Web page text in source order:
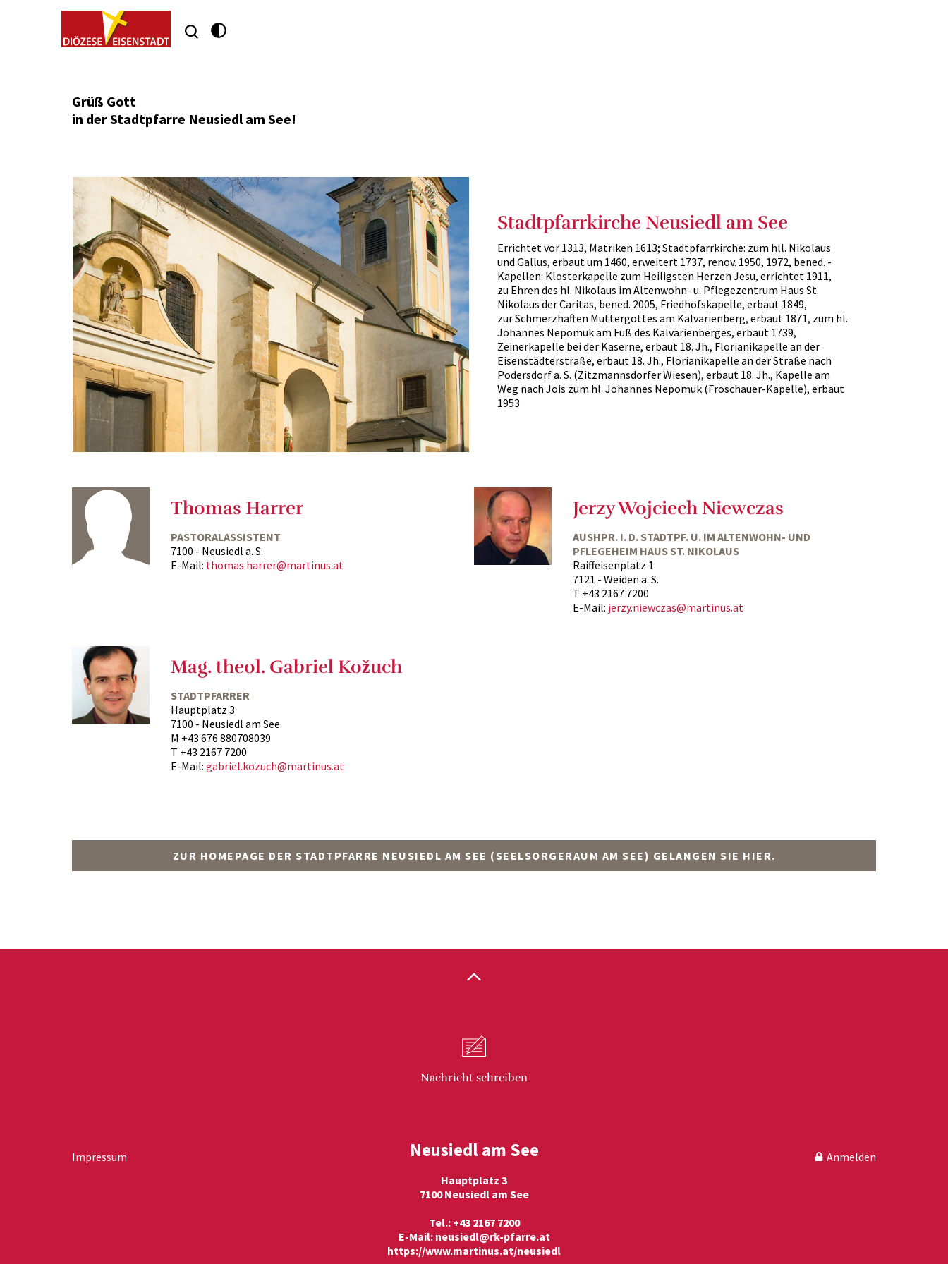
Neusiedl am See
Grüß Gott
in der Stadtpfarre Neusiedl am See!
Stadtpfarrkirche Neusiedl am See
Errichtet vor 1313, Matriken 1613; Stadtpfarrkirche: zum hll. Nikolaus
und Gallus, erbaut um 1460, erweitert 1737, renov. 1950, 1972, bened. -
Kapellen: Klosterkapelle zum Heiligsten Herzen Jesu, errichtet 1911,
zu Ehren des hl. Nikolaus im Altenwohn- u. Pflegezentrum Haus St.
Nikolaus der Caritas, bened. 2005, Friedhofskapelle, erbaut 1849,
zur Schmerzhaften Muttergottes am Kalvarienberg, erbaut 1871, zum hl.
Johannes Nepomuk am Fuß des Kalvarienberges, erbaut 1739,
Zeinerkapelle bei der Kaserne, erbaut 18. Jh., Florianikapelle an der
Eisenstädterstraße, erbaut 18. Jh., Florianikapelle an der Straße nach
Podersdorf a. S. (Zitzmannsdorfer Wiesen), erbaut 18. Jh., Kapelle am
Weg nach Jois zum hl. Johannes Nepomuk (Froschauer-Kapelle), erbaut
1953
Thomas Harrer
PASTORALASSISTENT
7100 - Neusiedl a. S.
E-Mail: thomas.harrer@martinus.at
Jerzy Wojciech Niewczas
AUSHPR. I. D. STADTPF. U. IM ALTENWOHN- UND
PFLEGEHEIM HAUS ST. NIKOLAUS
Raiffeisenplatz 1
7121 - Weiden a. S.
T +43 2167 7200
E-Mail: jerzy.niewczas@martinus.at
Mag. theol. Gabriel Kožuch
STADTPFARRER
Hauptplatz 3
7100 - Neusiedl am See
M +43 676 880708039
T +43 2167 7200
E-Mail: gabriel.kozuch@martinus.at
ZUR HOMEPAGE DER STADTPFARRE NEUSIEDL AM SEE (SEELSORGERAUM AM SEE) GELANGEN SIE HIER.
Nachricht schreiben
Neusiedl am See
Hauptplatz 3
7100 Neusiedl am See
Tel.: +43 2167 7200
E-Mail: neusiedl@rk-pfarre.at
https://www.martinus.at/neusiedl
Impressum Anmelden